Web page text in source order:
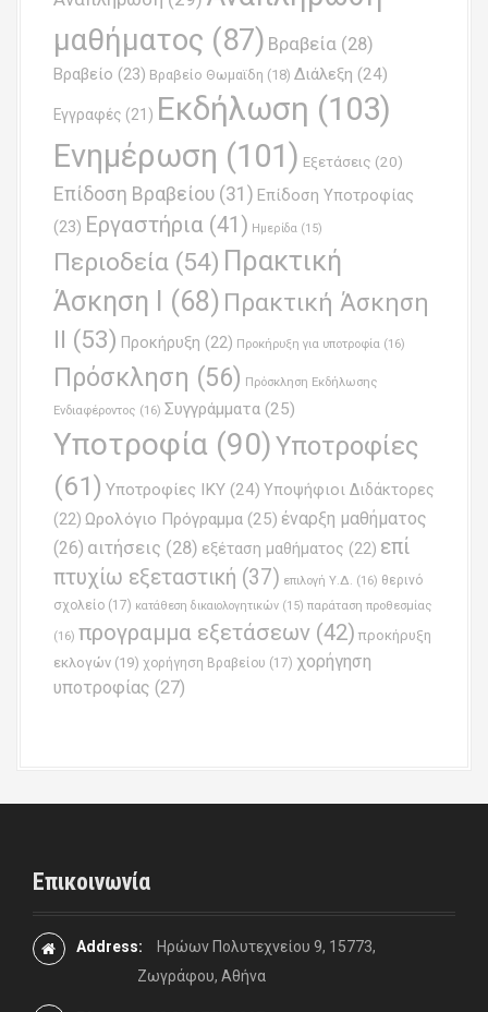
μαθήματος (87) Βραβεία (28)
Βραβείο (23) Βραβείο Θωμαϊδη (18) Διάλεξη (24)
Εγγραφές (21) Εκδήλωση (103)
Ενημέρωση (101) Εξετάσεις (20)
Επίδοση Βραβείου (31) Επίδοση Υποτροφίας
(23) Εργαστήρια (41) Ημερίδα (15)
Περιοδεία (54) Πρακτική
Άσκηση Ι
(68) Πρακτική Άσκηση
ΙΙ (53) Προκήρυξη (22) Προκήρυξη για υποτροφία (16)
Πρόσκληση (56) Πρόσκληση Εκδήλωσης
Ενδιαφέροντος (16) Συγγράμματα (25)
Υποτροφία (90)Υποτροφίες
(61) Υποτροφίες ΙΚΥ (24) Υποψήφιοι Διδάκτορες
(22) Ωρολόγιο Πρόγραμμα (25) έναρξη μαθήματος
(26) αιτήσεις (28) εξέταση μαθήματος (22) επί
πτυχίω εξεταστική (37) επιλογή Υ.Δ. (16) θερινό
σχολείο (17) κατάθεση δικαιολογητικών (15) παράταση προθεσμίας
(16) προγραμμα εξετάσεων (42) προκήρυξη
εκλογών (19) χορήγηση Βραβείου (17) χορήγηση
υποτροφίας (27)
Επικοινωνία
Address:
Ηρώων Πολυτεχνείου 9, 15773,
Ζωγράφου, Αθήνα